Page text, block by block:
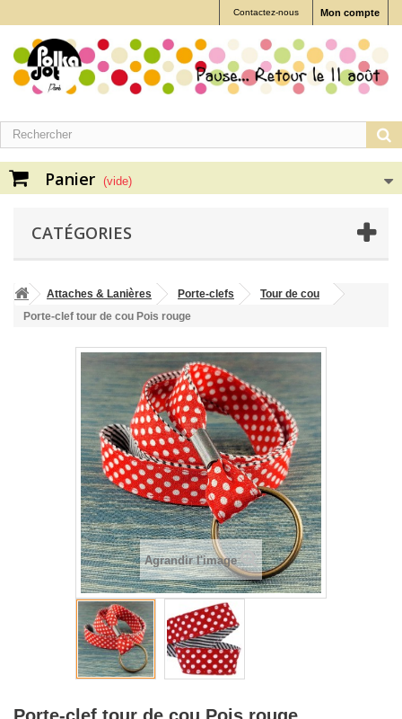
Mon compte
Contactez-nous
Panier (vide)
CATÉGORIES
Attaches & Lanières Porte-clefs
Tour de cou
Porte-clef tour de cou Pois rouge
Agrandir l'image